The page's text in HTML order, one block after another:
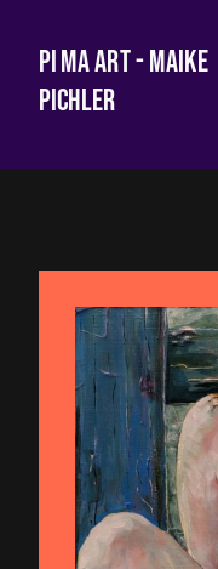
Pi Ma Art - Maike
Pichler